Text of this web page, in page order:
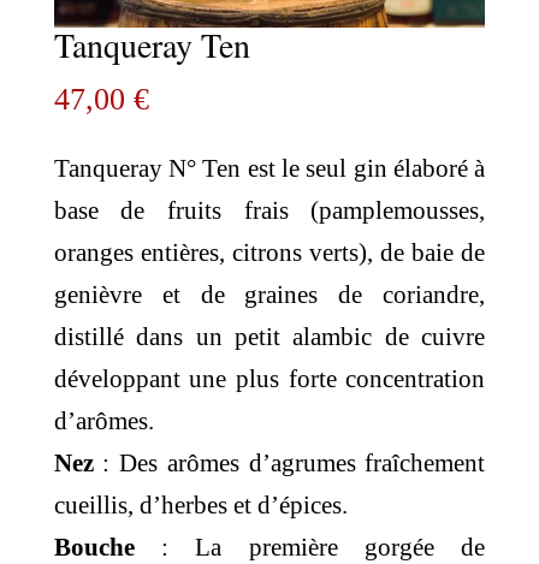
Tanqueray Ten
47,00 €
Tanqueray N° Ten est le seul gin élaboré à
base de fruits frais (pamplemousses,
oranges entières, citrons verts), de baie de
genièvre et de graines de coriandre,
distillé dans un petit alambic de cuivre
développant une plus forte concentration
d’arômes.
Nez: Des arômes d’agrumes fraîchement
cueillis, d’herbes et d’épices.
Bouche: La première gorgée de